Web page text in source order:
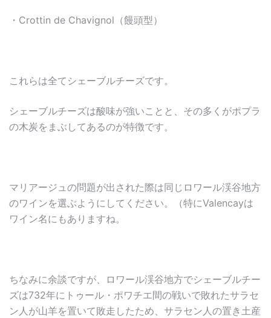
・Crottin de Chavignol（饅頭型）
これらは全てシェーブルチーズです。
シェーブルチーズは酸味が強いことと、その多くがポプラ
の木炭をまぶしてあるのが特徴です。
マリアージュの問題が出された際は同じロワール渓谷地方
のワインを選ぶようにしてください。（特にValencayは
ワイン名にもありますね。
ちなみに余談ですが、ロワール渓谷地方でシェーブルチー
ズは732年にトゥール・ポワチエ間の戦いで敗れたサラセ
ン人が山羊を置いて敗走したため、サラセン人の置き土産